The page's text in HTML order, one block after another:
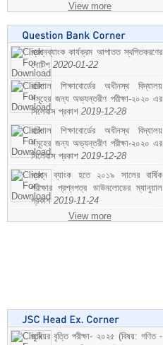
View more
প্রশ্নব্যাংক কার্যক্রম আপাতত স্থগিতকরণের
নোটিশ 2020-01-22
বরিশাল শিক্ষাবোর্ডের অধীনস্থ বিদ্যালয়
সমূহের জন্য অভ্যন্তরীণ পরীক্ষা-২০২০ এর
সিলেবাস প্রকাশ 2019-12-28
বরিশাল শিক্ষাবোর্ডের অধীনস্থ বিদ্যালয়
সমূহের জন্য অভ্যন্তরীণ পরীক্ষা-২০২০ এর
সিলেবাস প্রকাশ 2019-12-28
প্রশ্ন ব্যাংক হতে ২০১৯ সালের বার্ষিক
পরীক্ষার প্রশ্নপত্র ডাউনলোডের ম্যানুয়াল
প্রকাশ 2019-11-24
View more
জুনিয়র বৃত্তি পরীক্ষা- ২০২৫ (বিষয়: গণিত -